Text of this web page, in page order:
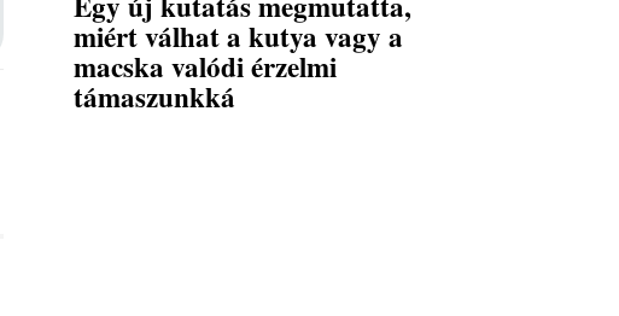
miért válhat a kutya vagy a
macska valódi érzelmi
támaszunkká